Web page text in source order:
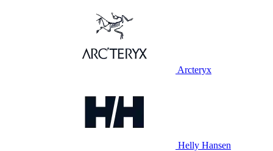
Arcteryx
Helly Hansen